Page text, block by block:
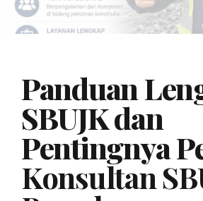
Panduan
SBUJK dan
Pentingnya
Konsultan